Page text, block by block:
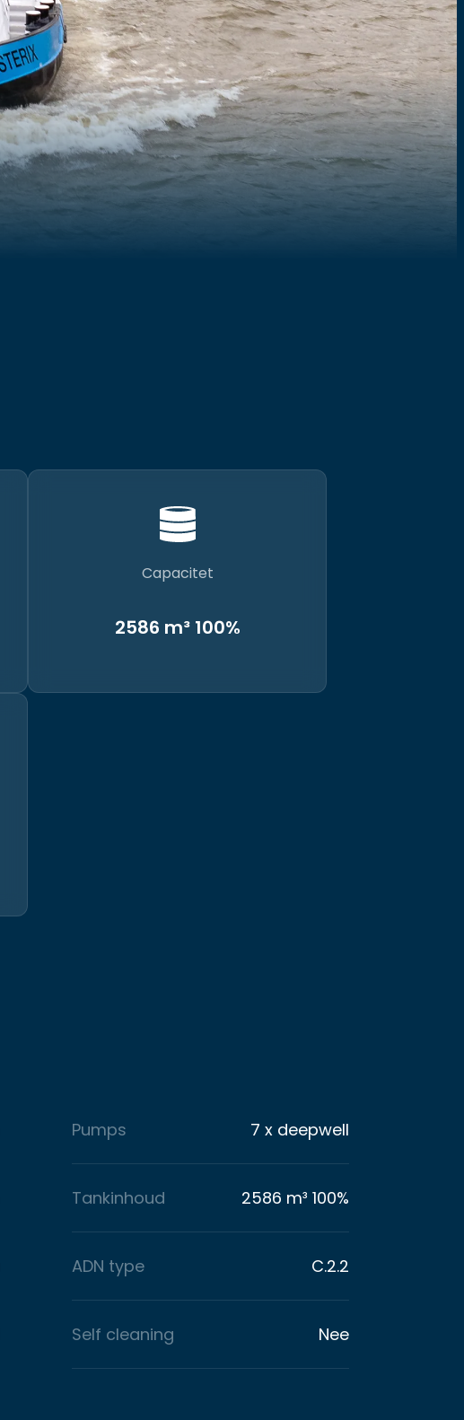
Capacitet
2586 m³ 100%
Pumps 7 x deepwell
Tankinhoud 2586 m³ 100%
ADN type C.2.2
Self cleaning Nee